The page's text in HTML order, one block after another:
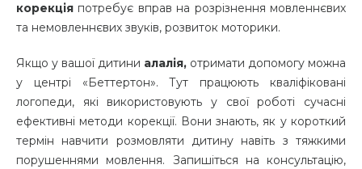
корекція потребує вправ на розрізнення мовленнєвих
та немовленнєвих звуків, розвиток моторики.
Якщо у вашої дитини алалія, отримати допомогу можна
у центрі «Беттертон». Тут працюють кваліфіковані
логопеди, які використовують у свої роботі сучасні
ефективні методи корекції. Вони знають, як у короткий
термін навчити розмовляти дитину навіть з тяжкими
порушеннями мовлення. Запишіться на консультацію,